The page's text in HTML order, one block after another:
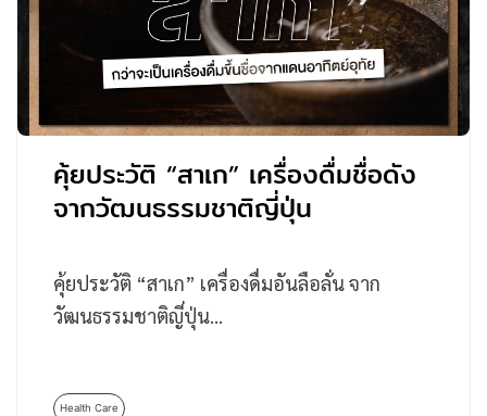
คุ้ยประวัติ “สาเก” เครื่องดื่มชื่อดัง
จากวัฒนธรรมชาติญี่ปุ่น
คุ้ยประวัติ “สาเก” เครื่องดื่มอันลือลั่น จาก
วัฒนธรรมชาติญี่ปุ่น…
Health Care